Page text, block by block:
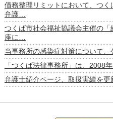
債務整理リミットにおいて、つ
弁護…
つくば市社会福祉協議会主催の
座に…
当事務所の感染症対策について、
「つくば法律事務所」は、2008
弁護士紹介ページ、取扱実績を更